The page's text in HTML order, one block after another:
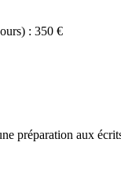
: 350 €
préparation aux